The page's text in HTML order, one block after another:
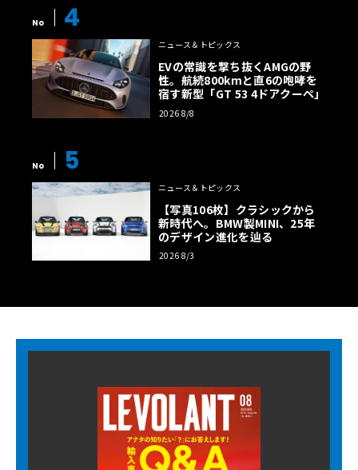
No 4
ニュース＆トピックス
EVの常識を撃ち抜くAMGの野
性。航続800kmと直6の咆哮を
宿す新型「GT 53 4ドアクーペ」
2026 8/8
No 5
ニュース＆トピックス
【写真106枚】クラシックから
新時代へ。BMW製MINI、25年
のデザイン進化を辿る
2026 8/3